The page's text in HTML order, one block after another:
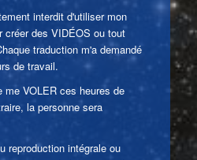
interdit d'utiliser mon
créer des VIDÉOS ou tout
traduction m'a demandé
de travail.
me VOLER ces heures de
la personne sera
reproduction intégrale ou